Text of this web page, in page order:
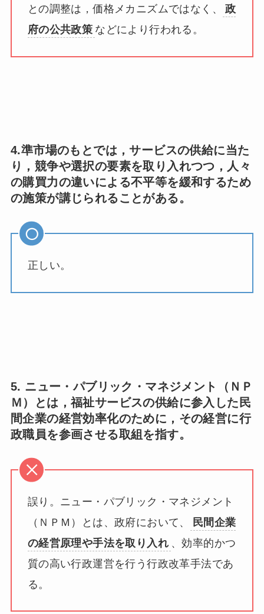
との調整は，価格メカニズムではなく、
政
府の公共政策 などにより行われる。
4.準市場のもとでは，サービスの供給に当た
り，競争や選択の要素を取り入れつつ，人々
の購買力の違いによる不平等を緩和するため
の施策が講じられることがある。
正しい。
5. ニュー・パブリック・マネジメント（ＮＰ
Ｍ）とは，福祉サービスの供給に参入した民
間企業の経営効率化のために，その経営に行
政職員を参画させる取組を指す。
誤り。ニュー・パブリック・マネジメント
（ＮＰＭ）とは、政府において、
民間企業
の経営原理や手法を取り入れ 、効率的かつ
質の高い行政運営を行う行政改革手法であ
る。